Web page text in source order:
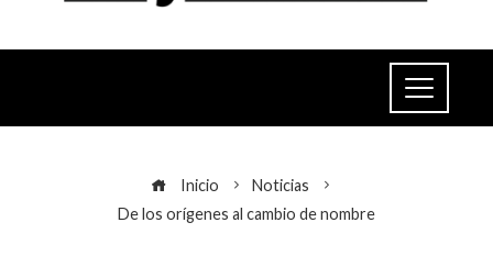
Inicio
Noticias
De los orígenes al cambio de nombre